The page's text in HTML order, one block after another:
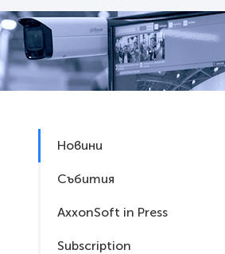
Новини
Събития
AxxonSoft in Press
Subscription